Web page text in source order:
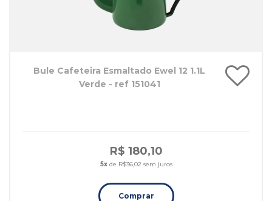
Bule Cafeteira Esmaltado Ewel 12 1.1L
Verde - ref 151041
R$ 180,10
5xde R$36,02 sem juros
Comprar